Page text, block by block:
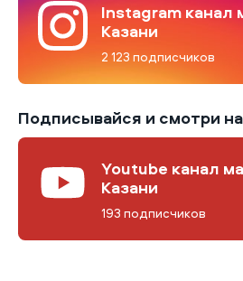
Instagram канал
Казани
2 123 подписчиков
Подписывайся и смотри
Youtube канал
Казани
193 подписчиков